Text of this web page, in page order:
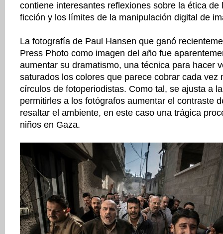
contiene interesantes reflexiones sobre la ética de
ficción y los límites de la manipulación digital de
La fotografía de Paul Hansen que ganó
Press Photo como imagen del año fue
aumentar su dramatismo, una técnica para hacer
saturados los colores que parece cobrar cada vez
círculos de fotoperiodistas. Como tal, se ajusta a
permitirles a los fotógrafos aumentar el contraste
resaltar el ambiente, en este caso una trágica
niños en Gaza.